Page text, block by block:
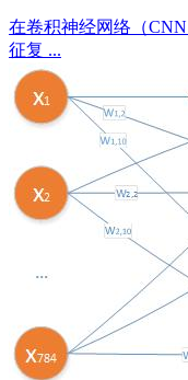
在卷积神经网络（
征复 ...